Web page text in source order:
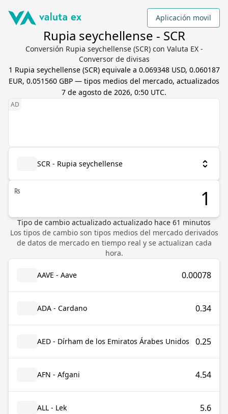
Aplicación movil
Rupia seychellense - SCR
Conversión Rupia seychellense (SCR) con Valuta EX -
Conversor de divisas
1 Rupia seychellense(SCR) equivale a 0.069348 USD, 0.060187
EUR, 0.051560 GBP — tipos medios del mercado, actualizados
7 de agosto de 2026, 0:50 UTC.
SCR - Rupia seychellense
₨
Tipo de cambio actualizado actualizado hace 61 minutos
Los tipos de cambio son tipos medios del mercado derivados
de datos de mercado en tiempo real y se actualizan cada
hora.
AAVE - Aave 0.00078
ADA - Cardano 0.34
AED - Dírham de los Emiratos Árabes Unidos 0.25
AFN - Afgani 4.54
ALL - Lek 5.6